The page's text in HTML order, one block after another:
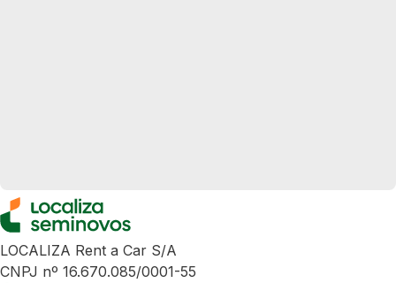
LOCALIZA Rent a Car S/A
CNPJ nº 16.670.085/0001-55